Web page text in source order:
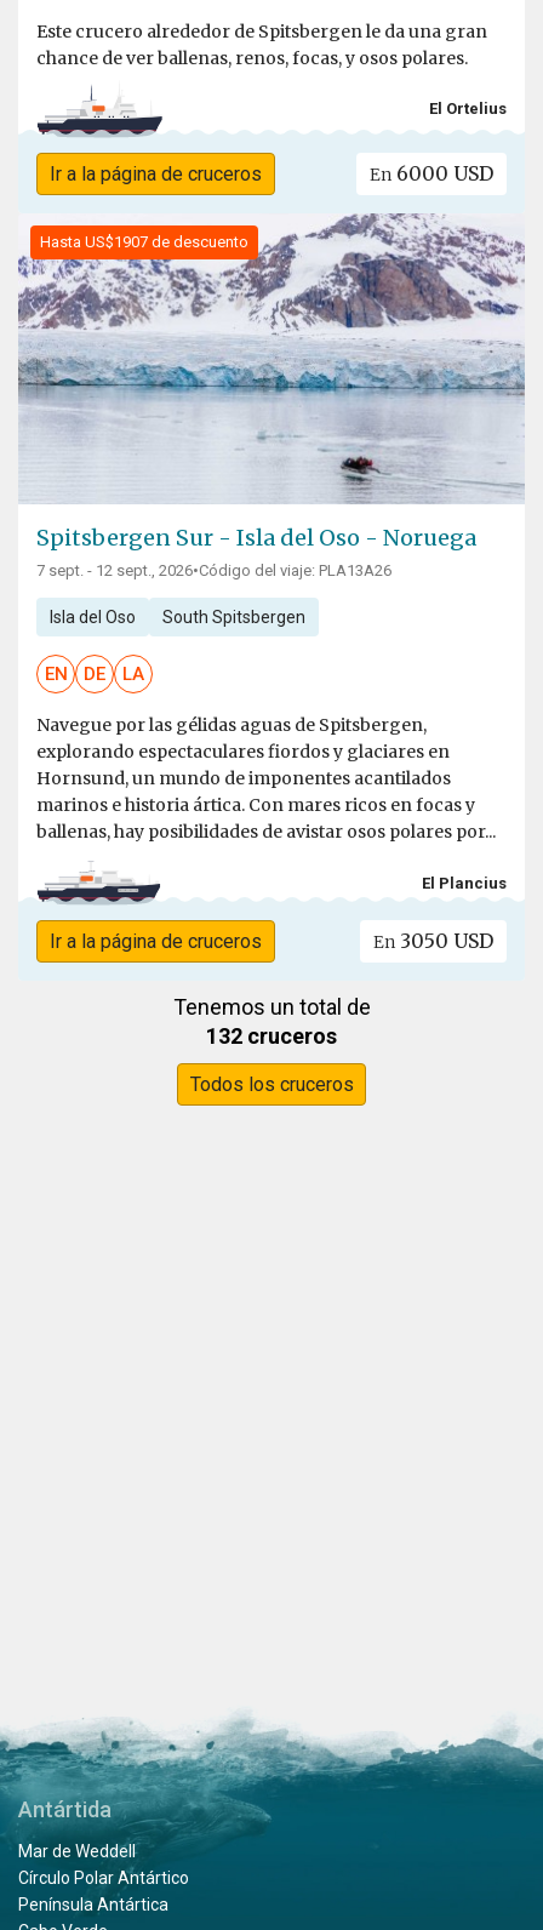
Este crucero alrededor de Spitsbergen le da una gran
chance de ver ballenas, renos, focas, y osos polares.
El Ortelius
Ir a la página de cruceros En 6000 USD
Hasta US$1907 de descuento
Spitsbergen Sur - Isla del Oso - Noruega
7 sept. - 12 sept., 2026•Código del viaje: PLA13A26
Isla del Oso South Spitsbergen
EN DE LA
Navegue por las gélidas aguas de Spitsbergen,
explorando espectaculares fiordos y glaciares en
Hornsund, un mundo de imponentes acantilados
marinos e historia ártica. Con mares ricos en focas y
ballenas, hay posibilidades de avistar osos polares por...
El Plancius
Ir a la página de cruceros En 3050 USD
Tenemos un total de
132 cruceros
Todos los cruceros
Antártida
Mar de Weddell
Círculo Polar Antártico
Península Antártica